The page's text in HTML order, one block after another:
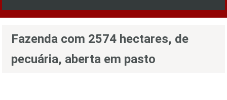
Fazenda com 2574 hectares, de
pecuária, aberta em pasto